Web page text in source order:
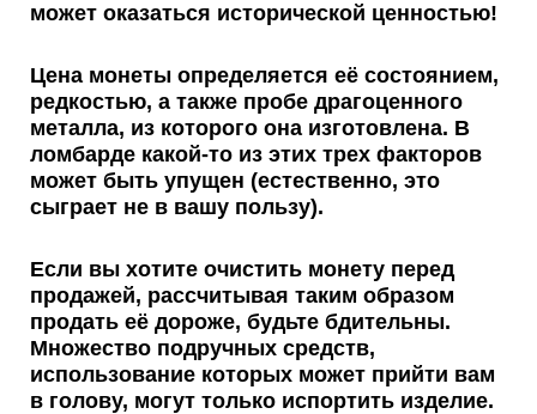
может оказаться исторической ценностью!
Цена монеты определяется её состоянием,
редкостью, а также пробе драгоценного
металла, из которого она изготовлена. В
ломбарде какой-то из этих трех факторов
может быть упущен (естественно, это
сыграет не в вашу пользу).
Если вы хотите очистить монету перед
продажей, рассчитывая таким образом
продать её дороже, будьте бдительны.
Множество подручных средств,
использование которых может прийти вам
в голову, могут только испортить изделие.